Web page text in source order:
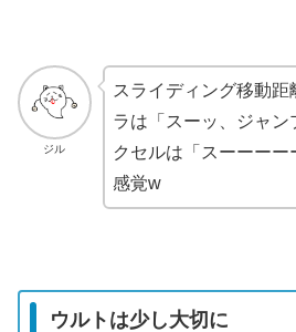
ジル
スライディング移動距
ラは「スーッ、ジャ
クセルは「スーーー
感覚w
ウルトは少し大切に